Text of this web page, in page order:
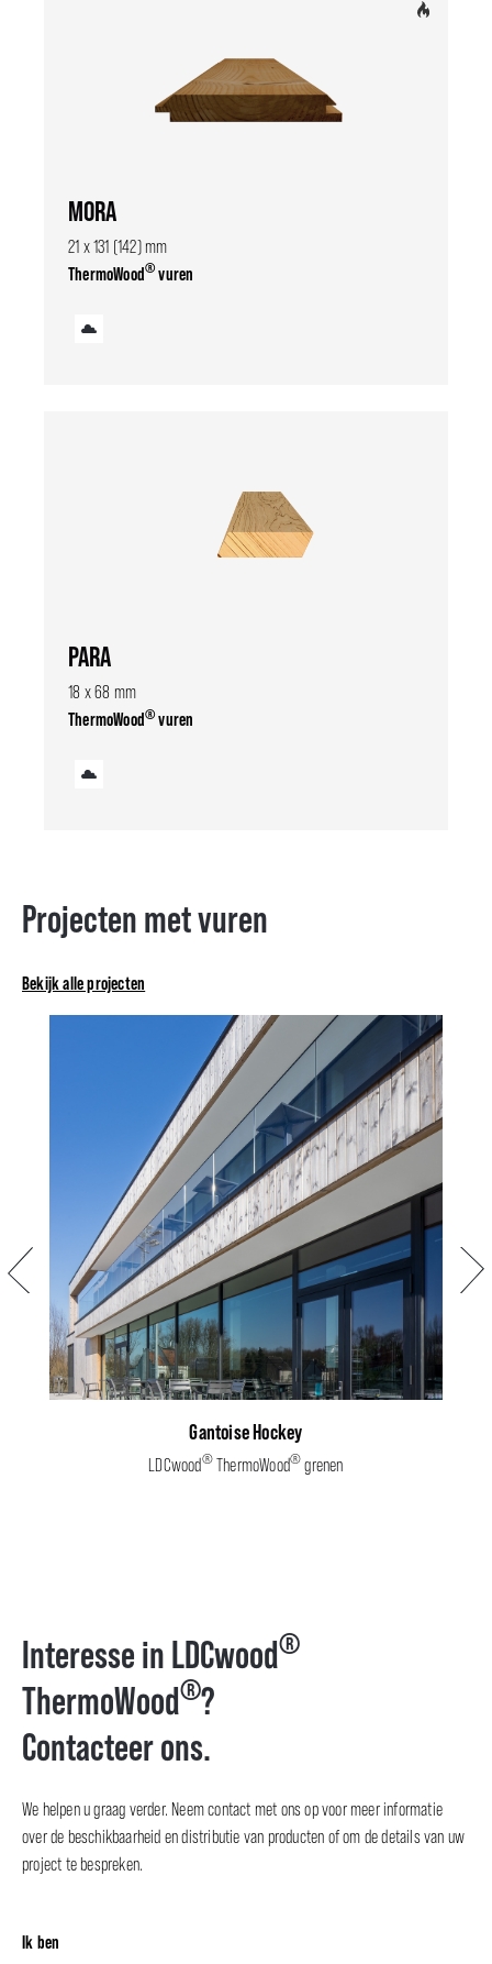
MORA
21 x 131 (142) mm
ThermoWood®vuren
PARA
18 x 68 mm
ThermoWood®vuren
Projecten met vuren
Bekijk alle projecten
Vorige
Gantoise Hockey
LDCwood®ThermoWood® grenen
Interesse in LDCwood®
ThermoWood®?
Contacteer ons.
We helpen u graag verder. Neem contact met ons op voor meer informatie
over de beschikbaarheid en distributie van producten of om de details van uw
project te bespreken.
Ik ben